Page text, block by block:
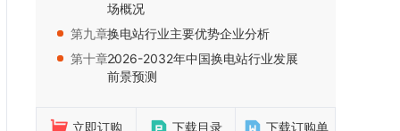
场概况
第九章：换电站行业主要优势企业分析
第十章：2026-2032年中国换电站行业发展
前景预测
立即订购 下载目录 下载订购单